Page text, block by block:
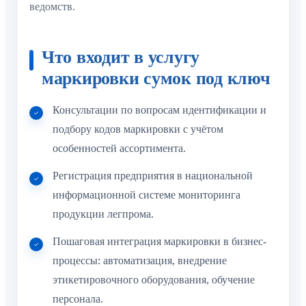
ведомств.
Что входит в услугу
маркировки сумок под ключ
Консультации по вопросам идентификации и
подбору кодов маркировки с учётом
особенностей ассортимента.
Регистрация предприятия в национальной
информационной системе мониторинга
продукции легпрома.
Пошаговая интеграция маркировки в бизнес-
процессы: автоматизация, внедрение
этикетировочного оборудования, обучение
персонала.